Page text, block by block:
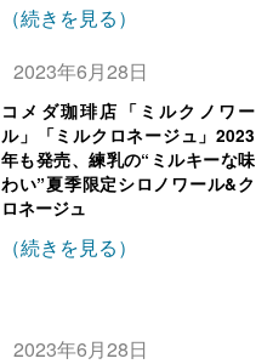
（続きを見る）
2023年6月28日
コメダ珈琲店「ミルクノワー
ル」「ミルクロネージュ」2023
年も発売、練乳の“ミルキーな味
わい”夏季限定シロノワール&ク
ロネージュ
（続きを見る）
2023年6月28日